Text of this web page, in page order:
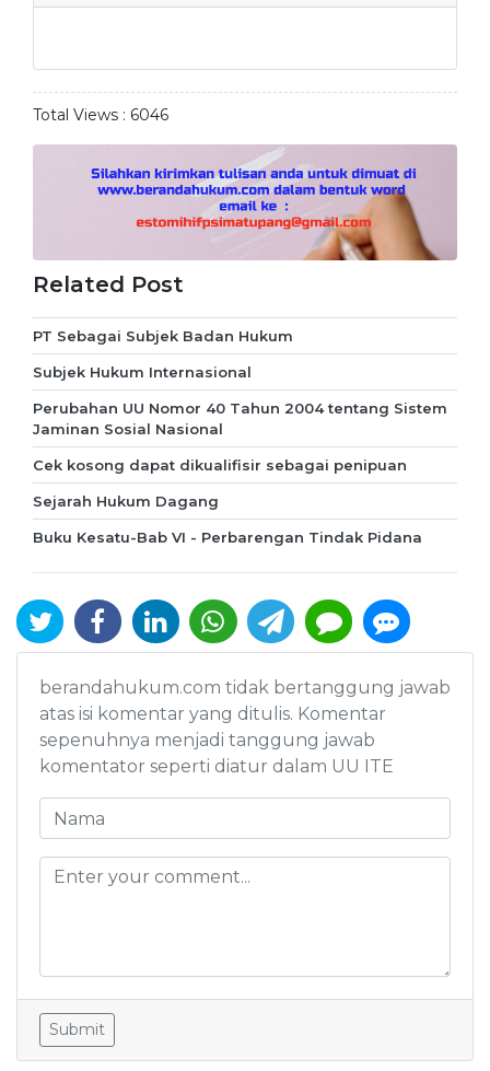
Total Views : 6046
Related Post
PT Sebagai Subjek Badan Hukum
Subjek Hukum Internasional
Perubahan UU Nomor 40 Tahun 2004 tentang Sistem
Jaminan Sosial Nasional
Cek kosong dapat dikualifisir sebagai penipuan
Sejarah Hukum Dagang
Buku Kesatu-Bab VI - Perbarengan Tindak Pidana
berandahukum.com tidak bertanggung jawab
atas isi komentar yang ditulis. Komentar
sepenuhnya menjadi tanggung jawab
komentator seperti diatur dalam UU ITE
Submit